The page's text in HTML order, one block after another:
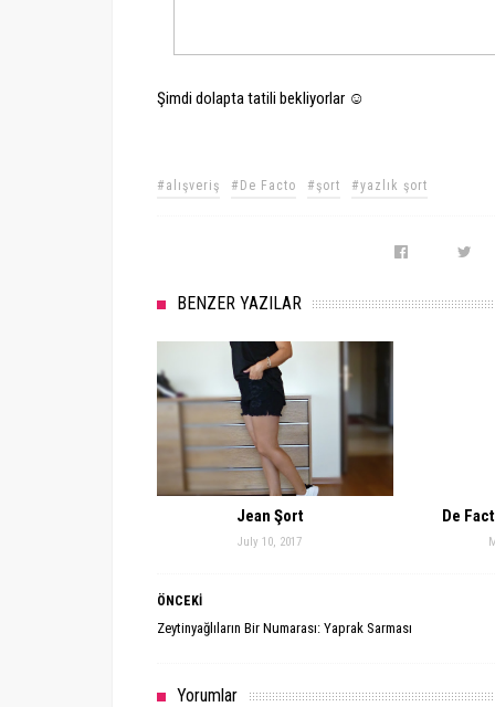
Şimdi dolapta tatili bekliyorlar ☺
#alışveriş #De Facto #şort #yazlık şort
BENZER YAZILAR
Jean Şort
July 10, 2017
De
ÖNCEKİ
Zeytinyağlıların Bir Numarası: Yaprak Sarması
Yorumlar